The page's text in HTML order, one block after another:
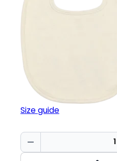
Size guide
Baby
Bib